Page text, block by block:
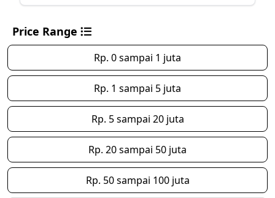
Price Range
Rp. 0 sampai 1 juta
Rp. 1 sampai 5 juta
Rp. 5 sampai 20 juta
Rp. 20 sampai 50 juta
Rp. 50 sampai 100 juta